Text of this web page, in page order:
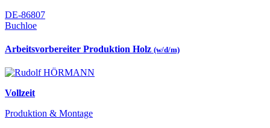
DE-86807
Buchloe
Arbeitsvorbereiter Produktion Holz (w/d/m)
Vollzeit
Produktion & Montage